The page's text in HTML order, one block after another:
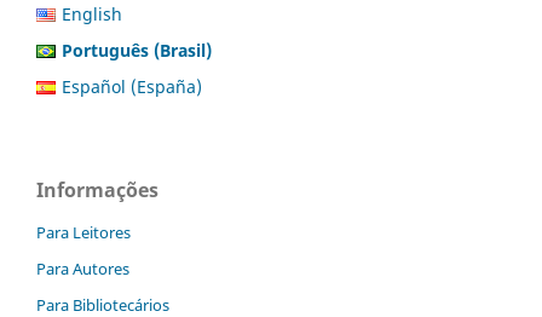
English
Português (Brasil)
Español (España)
Informações
Para Leitores
Para Autores
Para Bibliotecários